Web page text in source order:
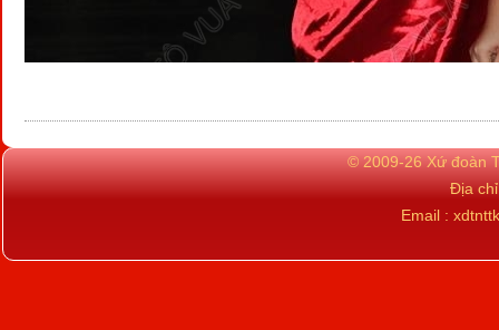
© 2009-26 Xứ đoàn
Địa
Email :